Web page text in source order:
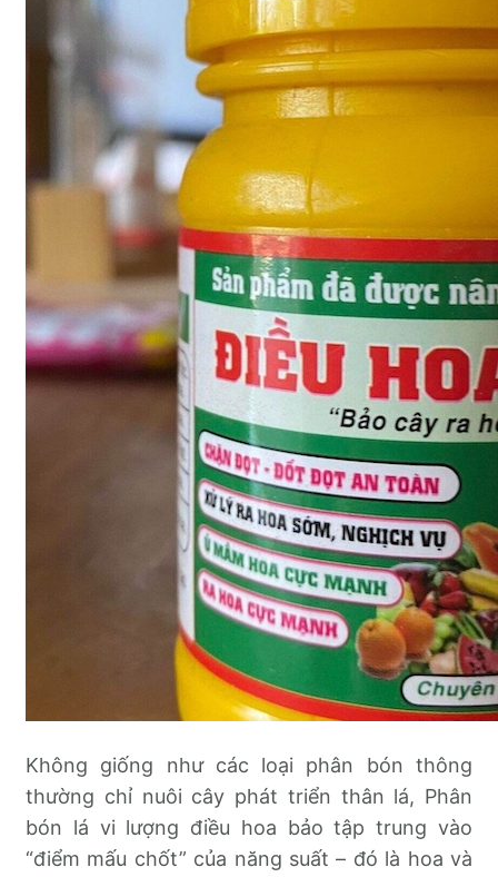
Không giống như các loại phân bón thông
thường chỉ nuôi cây phát triển thân lá, Phân
bón lá vi lượng điều hoa bảo tập trung vào
“điểm mấu chốt” của năng suất – đó là hoa và